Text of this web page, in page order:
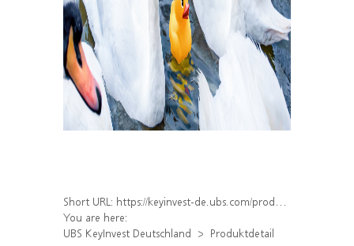
Short URL: https://keyinvest-de.ubs.com/produkt/detail/index/isin/DE000WA8PS85
You are here:
UBS KeyInvest Deutschland
Produktdetail